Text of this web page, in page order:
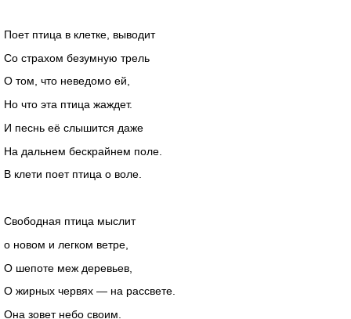
Поет птица в клетке, выводит
Со страхом безумную трель
О том, что неведомо ей,
Но что эта птица жаждет.
И песнь её слышится даже
На дальнем бескрайнем поле.
В клети поет птица о воле.
Свободная птица мыслит
о новом и легком ветре,
О шепоте меж деревьев,
О жирных червях — на рассвете.
Она зовет небо своим.